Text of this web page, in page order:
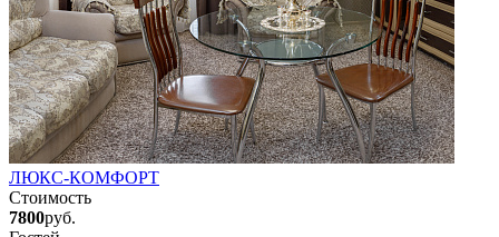
ЛЮКС-КОМФОРТ
Стоимость
7800руб.